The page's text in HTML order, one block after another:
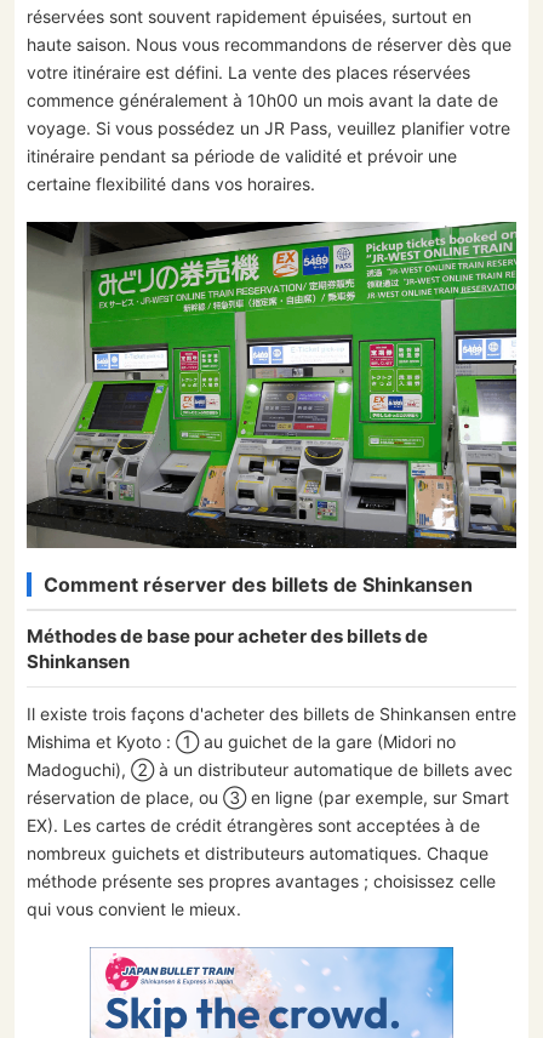
réservées sont souvent rapidement épuisées, surtout en
haute saison. Nous vous recommandons de réserver dès que
votre itinéraire est défini. La vente des places réservées
commence généralement à 10h00 un mois avant la date de
voyage. Si vous possédez un JR Pass, veuillez planifier votre
itinéraire pendant sa période de validité et prévoir une
certaine flexibilité dans vos horaires.
Comment réserver des billets de Shinkansen
Méthodes de base pour acheter des billets de
Shinkansen
Il existe trois façons d'acheter des billets de Shinkansen entre
Mishima et Kyoto : ① au guichet de la gare (Midori no
Madoguchi), ② à un distributeur automatique de billets avec
réservation de place, ou ③ en ligne (par exemple, sur Smart
EX). Les cartes de crédit étrangères sont acceptées à de
nombreux guichets et distributeurs automatiques. Chaque
méthode présente ses propres avantages ; choisissez celle
qui vous convient le mieux.